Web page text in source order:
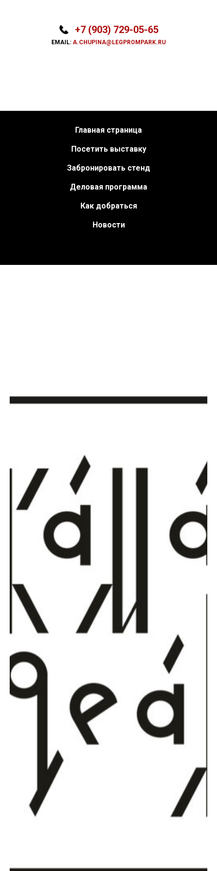
+7 (903) 729-05-65
EMAIL: A.CHUPINA@LEGPROMPARK.RU
Главная страница
Посетить выставку
Забронировать стенд
Деловая программа
Как добраться
Новости